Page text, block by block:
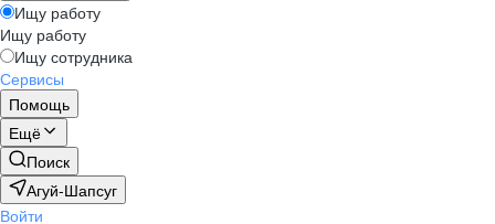
Ищу работу
Ищу работу
Ищу сотрудника
Сервисы
Помощь
Ещё
Поиск
Агуй-Шапсуг
Войти